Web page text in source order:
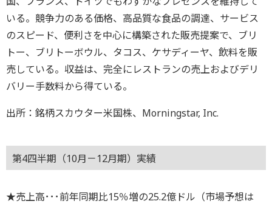
いる。競争力のある価格、高品質な食品の調達、サービス
のスピード、便利さを中心に構築された販売提案で、ブリ
トー、ブリトーボウル、タコス、ケサディーヤ、飲料を販
売している。収益は、完全にレストランの売上およびデリ
バリー手数料から得ている。
出所：銘柄スカウター米国株、Morningstar, Inc.
第4四半期（10月－12月期）実績
★売上高･･･前年同期比15％増の25.2億ドル（市場予想は